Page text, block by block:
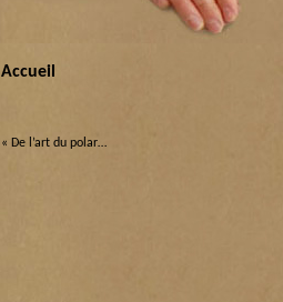
Accueil
« De l’art du polar…